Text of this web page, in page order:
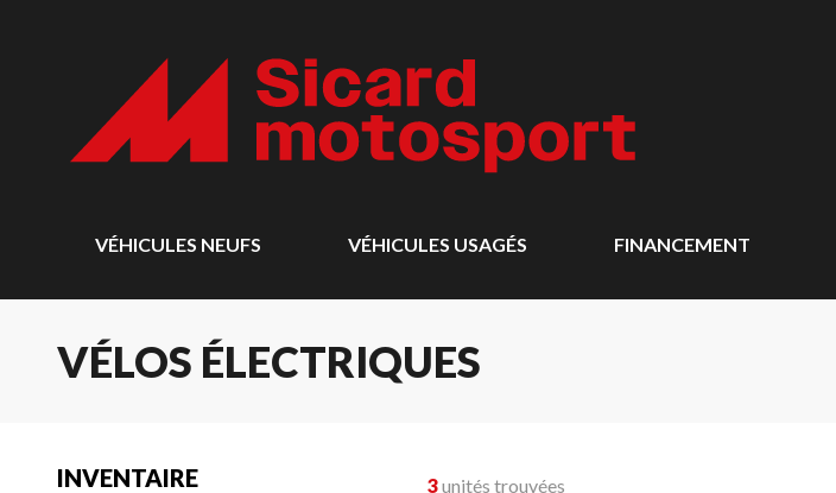
VÉHICULES NEUFS VÉHICULES USAGÉS FINANCEMENT
VÉLOS ÉLECTRIQUES
INVENTAIRE 3unités trouvées